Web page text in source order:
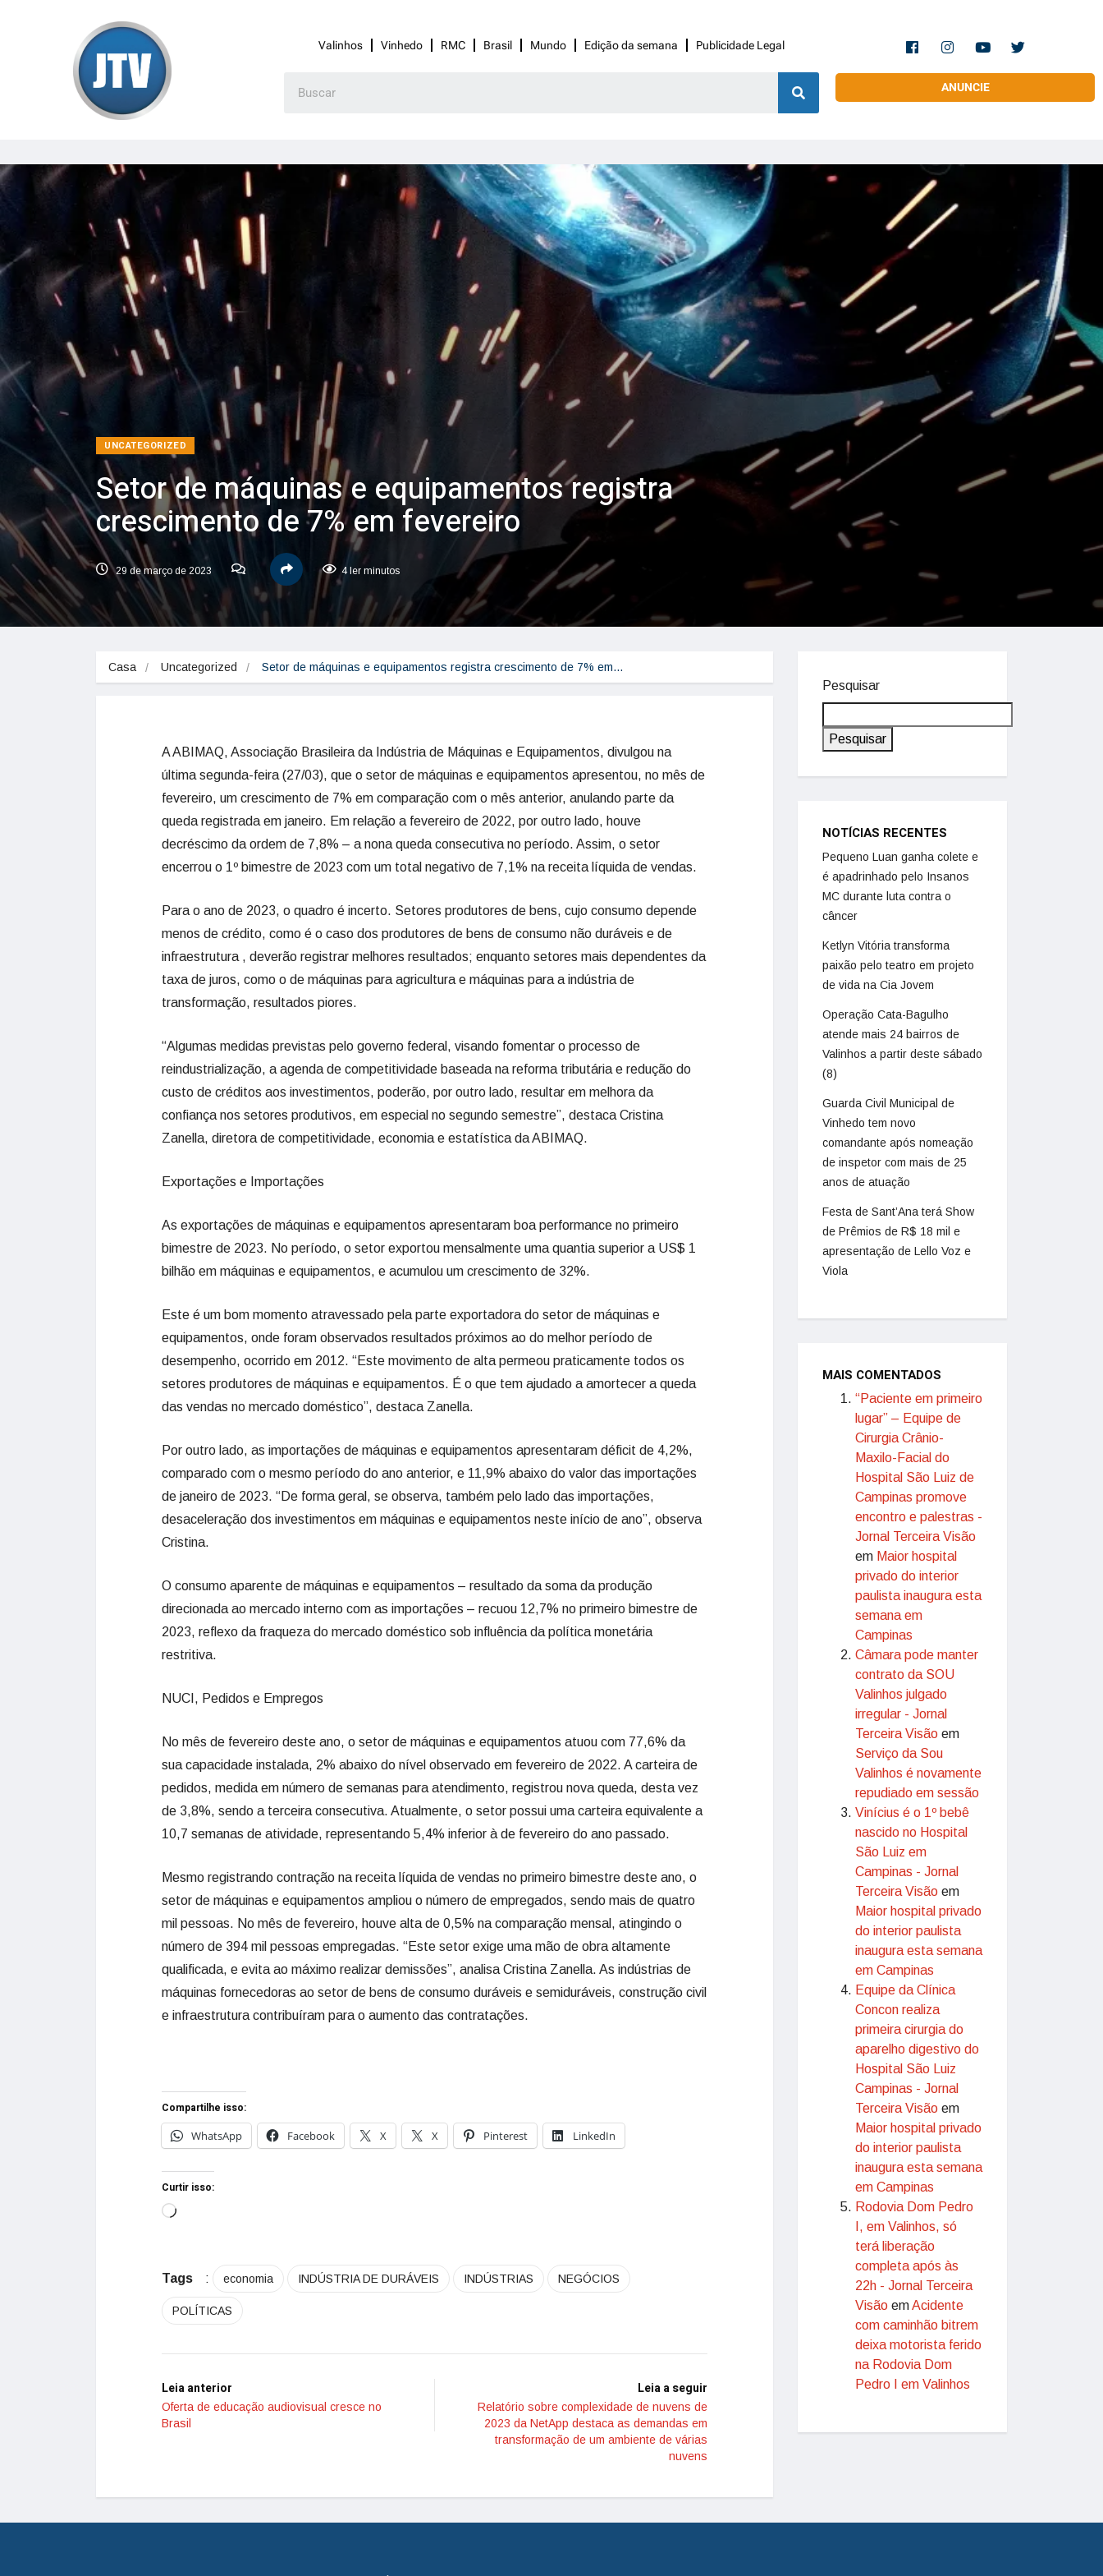
Valinhos Vinhedo RMC Brasil Mundo Edição da semana Publicidade Legal
ANUNCIE
UNCATEGORIZED
Setor de máquinas e equipamentos registra
crescimento de 7% em fevereiro
29 de março de 2023 4 ler minutos
Casa Uncategorized Setor de máquinas e equipamentos registra crescimento de 7% em…
A ABIMAQ, Associação Brasileira da Indústria de Máquinas e Equipamentos, divulgou na
última segunda-feira (27/03), que o setor de máquinas e equipamentos apresentou, no mês de
fevereiro, um crescimento de 7% em comparação com o mês anterior, anulando parte da
queda registrada em janeiro. Em relação a fevereiro de 2022, por outro lado, houve
decréscimo da ordem de 7,8% – a nona queda consecutiva no período. Assim, o setor
encerrou o 1º bimestre de 2023 com um total negativo de 7,1% na receita líquida de vendas.
Para o ano de 2023, o quadro é incerto. Setores produtores de bens, cujo consumo depende
menos de crédito, como é o caso dos produtores de bens de consumo não duráveis e de
infraestrutura , deverão registrar melhores resultados; enquanto setores mais dependentes da
taxa de juros, como o de máquinas para agricultura e máquinas para a indústria de
transformação, resultados piores.
“Algumas medidas previstas pelo governo federal, visando fomentar o processo de
reindustrialização, a agenda de competitividade baseada na reforma tributária e redução do
custo de créditos aos investimentos, poderão, por outro lado, resultar em melhora da
confiança nos setores produtivos, em especial no segundo semestre”, destaca Cristina
Zanella, diretora de competitividade, economia e estatística da ABIMAQ.
Exportações e Importações
As exportações de máquinas e equipamentos apresentaram boa performance no primeiro
bimestre de 2023. No período, o setor exportou mensalmente uma quantia superior a US$ 1
bilhão em máquinas e equipamentos, e acumulou um crescimento de 32%.
Este é um bom momento atravessado pela parte exportadora do setor de máquinas e
equipamentos, onde foram observados resultados próximos ao do melhor período de
desempenho, ocorrido em 2012. “Este movimento de alta permeou praticamente todos os
setores produtores de máquinas e equipamentos. É o que tem ajudado a amortecer a queda
das vendas no mercado doméstico”, destaca Zanella.
Por outro lado, as importações de máquinas e equipamentos apresentaram déficit de 4,2%,
comparado com o mesmo período do ano anterior, e 11,9% abaixo do valor das importações
de janeiro de 2023. “De forma geral, se observa, também pelo lado das importações,
desaceleração dos investimentos em máquinas e equipamentos neste início de ano”, observa
Cristina.
O consumo aparente de máquinas e equipamentos – resultado da soma da produção
direcionada ao mercado interno com as importações – recuou 12,7% no primeiro bimestre de
2023, reflexo da fraqueza do mercado doméstico sob influência da política monetária
restritiva.
NUCI, Pedidos e Empregos
No mês de fevereiro deste ano, o setor de máquinas e equipamentos atuou com 77,6% da
sua capacidade instalada, 2% abaixo do nível observado em fevereiro de 2022. A carteira de
pedidos, medida em número de semanas para atendimento, registrou nova queda, desta vez
de 3,8%, sendo a terceira consecutiva. Atualmente, o setor possui uma carteira equivalente a
10,7 semanas de atividade, representando 5,4% inferior à de fevereiro do ano passado.
Mesmo registrando contração na receita líquida de vendas no primeiro bimestre deste ano, o
setor de máquinas e equipamentos ampliou o número de empregados, sendo mais de quatro
mil pessoas. No mês de fevereiro, houve alta de 0,5% na comparação mensal, atingindo o
número de 394 mil pessoas empregadas. “Este setor exige uma mão de obra altamente
qualificada, e evita ao máximo realizar demissões”, analisa Cristina Zanella. As indústrias de
máquinas fornecedoras ao setor de bens de consumo duráveis e semiduráveis, construção civil
e infraestrutura contribuíram para o aumento das contratações.
Compartilhe isso:
WhatsApp
Facebook X X Pinterest LinkedIn
Curtir isso:
Tags : economia INDÚSTRIA DE DURÁVEIS INDÚSTRIAS NEGÓCIOS
POLÍTICAS
Leia anterior
Oferta de educação audiovisual cresce no
Brasil
Leia a seguir
Relatório sobre complexidade de nuvens de
2023 da NetApp destaca as demandas em
transformação de um ambiente de várias
nuvens
Pesquisar
Pesquisar
NOTÍCIAS RECENTES
Pequeno Luan ganha colete e
é apadrinhado pelo Insanos
MC durante luta contra o
câncer
Ketlyn Vitória transforma
paixão pelo teatro em projeto
de vida na Cia Jovem
Operação Cata-Bagulho
atende mais 24 bairros de
Valinhos a partir deste sábado
(8)
Guarda Civil Municipal de
Vinhedo tem novo
comandante após nomeação
de inspetor com mais de 25
anos de atuação
Festa de Sant’Ana terá Show
de Prêmios de R$ 18 mil e
apresentação de Lello Voz e
Viola
MAIS COMENTADOS
“Paciente em primeiro
lugar” – Equipe de
Cirurgia Crânio-
Maxilo-Facial do
Hospital São Luiz de
Campinas promove
encontro e palestras -
Jornal Terceira Visão
em Maior hospital
privado do interior
paulista inaugura esta
semana em
Campinas
Câmara pode manter
contrato da SOU
Valinhos julgado
irregular - Jornal
Terceira Visão em
Serviço da Sou
Valinhos é novamente
repudiado em sessão
Vinícius é o 1º bebê
nascido no Hospital
São Luiz em
Campinas - Jornal
Terceira Visão em
Maior hospital privado
do interior paulista
inaugura esta semana
em Campinas
Equipe da Clínica
Concon realiza
primeira cirurgia do
aparelho digestivo do
Hospital São Luiz
Campinas - Jornal
Terceira Visão em
Maior hospital privado
do interior paulista
inaugura esta semana
em Campinas
Rodovia Dom Pedro
I, em Valinhos, só
terá liberação
completa após às
22h - Jornal Terceira
Visão emAcidente
com caminhão bitrem
deixa motorista ferido
na Rodovia Dom
Pedro I em Valinhos